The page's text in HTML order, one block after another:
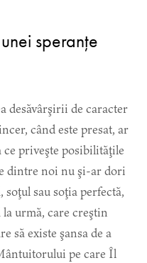
speranţe
desăvârşirii de caracter
când este presat, ar
ce priveşte posibilităţile
dintre noi nu şi-ar dori
sau soţia perfectă,
la urmă, care creştin
să existe şansa de a
pe care Îl